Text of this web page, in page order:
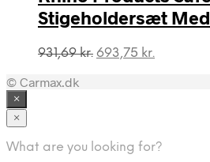
Stigeholdersæt
931,69kr. Den
693,75 kr.
© Carmax.dk
×
×
What are you looking for?